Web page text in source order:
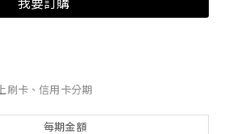
刷卡、信用卡分期
每期金額